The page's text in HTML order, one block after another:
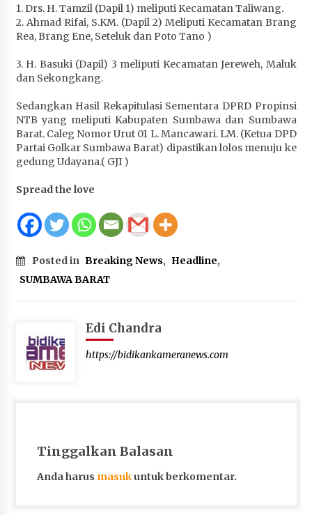
1. Drs. H. Tamzil (Dapil 1) meliputi Kecamatan Taliwang.
2. Ahmad Rifai, S.KM. (Dapil 2) Meliputi Kecamatan Brang
Rea, Brang Ene, Seteluk dan Poto Tano )
3. H. Basuki (Dapil) 3 meliputi Kecamatan Jereweh, Maluk
dan Sekongkang.
Sedangkan Hasil Rekapitulasi Sementara DPRD Propinsi
NTB yang meliputi Kabupaten Sumbawa dan Sumbawa
Barat. Caleg Nomor Urut 01 L. Mancawari. LM. (Ketua DPD
Partai Golkar Sumbawa Barat) dipastikan lolos menuju ke
gedung Udayana.( GJI )
Spread the love
Posted in Breaking News, Headline,
SUMBAWA BARAT
Edi Chandra
https://bidikankameranews.com
Tinggalkan Balasan
Anda harus masukuntuk berkomentar.